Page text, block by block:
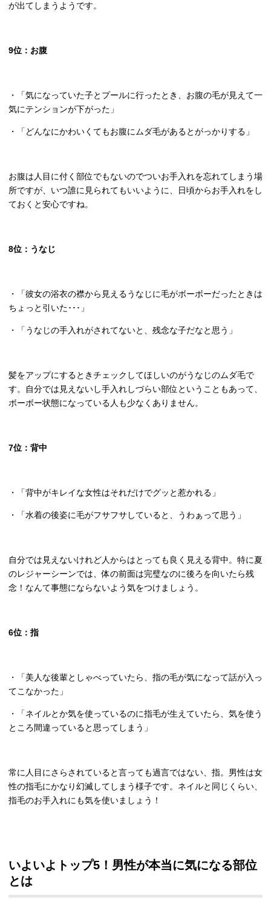
が出てしまうようです。
9位：お腹
・「気になっていた子とプールに行ったとき、お腹の毛が見えて一
気にテンションが下がった」
・「どんなにかわいくてもお腹にムダ毛があるとがっかりする」
お腹は人目に付く部位でもないのでついお手入れを忘れてしまう場
所ですが、いつ誰に見られてもいいように、日頃からお手入れをし
ておくと安心ですね。
8位：うなじ
・「彼女の浴衣の襟から見えるうなじに毛がボーボーだったときは
ちょっと引いた･･･」
・「うなじの手入れがされてないと、残念な子だなと思う」
髪をアップにするときチェックしてほしいのがうなじのムダ毛で
す。自分では見えないし手入れしづらい部位ということもあって、
ボーボー状態になっている人も少なくありません。
7位：背中
・「背中がキレイな女性はそれだけでグッと惹かれる」
・「水着の後姿に毛がフサフサしていると、うわぁって思う」
自分では見えないけれど人からはとっても良く見える背中。特に夏
のレジャーシーンでは、体の前面は完璧なのに後ろを向いたら残
念！なんて事態にならないよう気をつけましょう。
6位：指
・「美人な後輩としゃべっていたら、指の毛が気になって話が入っ
てこなかった」
・「ネイルとか気を使っているのに指毛が生えていたら、気を使う
ところ間違っていると思ってしまう」
常に人目にさらされていると言っても過言ではない、指。男性は女
性の指毛にかなり幻滅してしまう様子です。ネイルと同じくらい、
指毛のお手入れにも気を使いましょう！
いよいよトップ5 ！男性が本当に気になる部位
とは